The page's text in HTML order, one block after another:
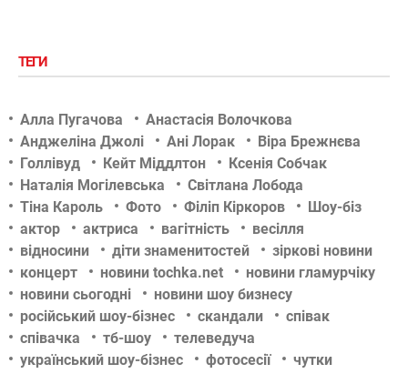
ТЕГИ
Алла Пугачова
Анастасія Волочкова
Анджеліна Джолі
Ані Лорак
Віра Брежнєва
Голлівуд
Кейт Міддлтон
Ксенія Собчак
Наталія Могілевська
Світлана Лобода
Тіна Кароль
Фото Філіп Кіркоров
Шоу-біз
актор
актриса вагітність
весілля
відносини
діти знаменитостей
зіркові новини
концерт
новини tochka.net
новини гламурчіку
новини сьогодні
новини шоу бизнесу
російський шоу-бізнес
скандали
співак
співачка
тб-шоу
телеведуча
український шоу-бізнес
фотосесії чутки